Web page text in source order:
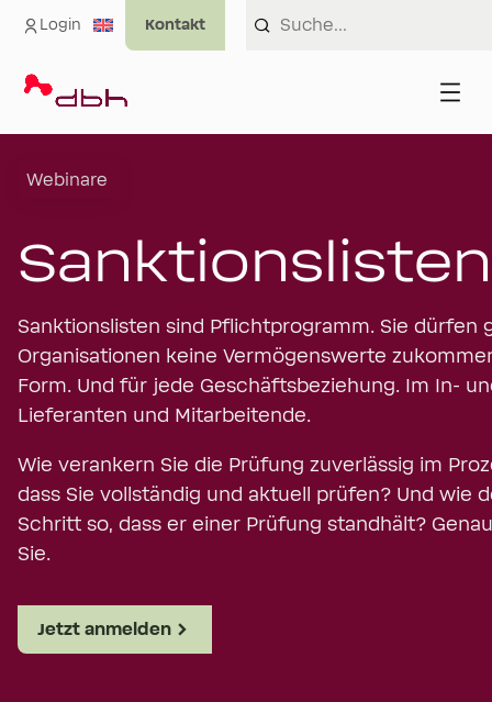
Login
Webinare
Sanktionslisten sind Pflichtprogramm. Sie dürfen
Organisationen keine Vermögenswerte
Form. Und für jede Geschäftsbeziehung. Im In-
Lieferanten und Mitarbeitende.
Wie verankern Sie die Prüfung zuverlässig im
dass Sie vollständig und aktuell prüfen? Und wie
Schritt so, dass er einer Prüfung standhält?
Sie.
Jetzt anmelden